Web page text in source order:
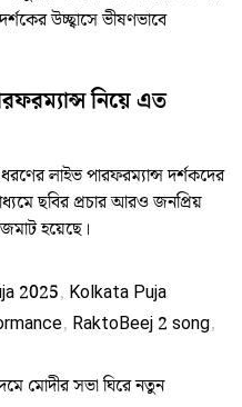
উচ্ছ্বাসে ভীষণভাবে
নিয়ে এত
লাইভ পারফরম্যান্স দর্শকদের
ছবির প্রচার আরও জনপ্রিয়
হয়েছে।
2025, Kolkata Puja
, RaktoBeej 2 song,
মোদীর সভা ঘিরে নতুন